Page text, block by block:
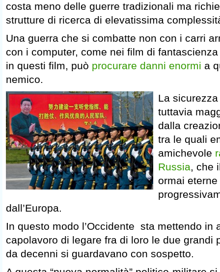
costa meno delle guerre tradizionali ma
strutture di ricerca di elevatissima
Una guerra che si combatte non con i carri
con i computer, come nei film di
in questi film, può procurare danni enormi a
nemico.
La
tuttavia
dalla
tra le quali
amichevole
Russia ,
ormai
dall’Europa.
In questo modo l’Occidente sta mettendo in
capolavoro di legare fra di loro le due grandi
da decenni si guardavano con sospetto.